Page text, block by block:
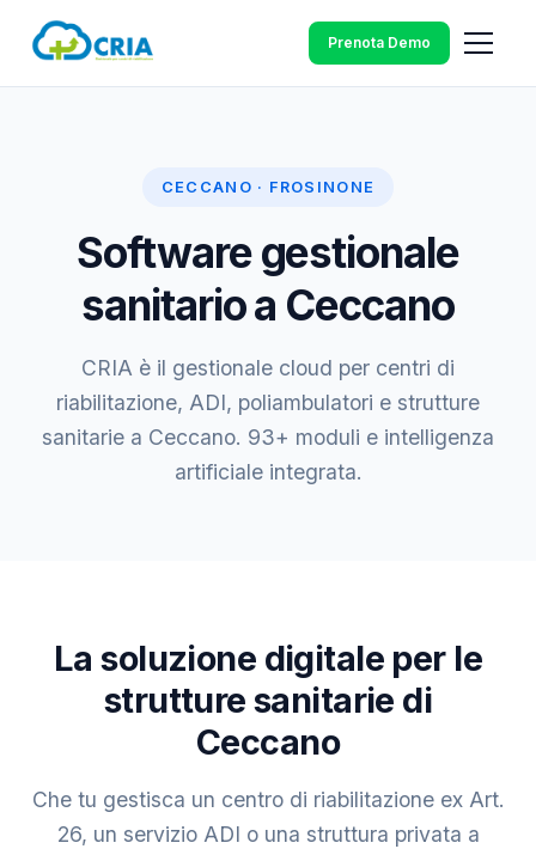
Prenota Demo
CECCANO · FROSINONE
Software gestionale
sanitario a Ceccano
CRIA è il gestionale cloud per centri di
riabilitazione, ADI, poliambulatori e strutture
sanitarie a Ceccano. 93+ moduli e intelligenza
artificiale integrata.
La soluzione digitale per le
strutture sanitarie di
Ceccano
Che tu gestisca un centro di riabilitazione ex Art.
26, un servizio ADI o una struttura privata a